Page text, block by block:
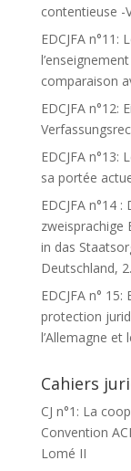
contentieuse -
EDCJFA
comparaison
EDCJFA n°12:
EDCJFA
sa portée
EDCJFA n°14
zweisprachige
in das
Deutschland,
EDCJFA n°
protection
l’Allemagne et
Cahiers
CJ n°1: La
Convention
Lomé II